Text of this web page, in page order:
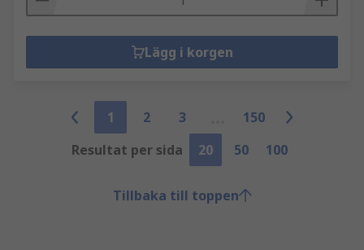
Lägg i korgen
1 2 3
150
Resultat per sida
20 50 100
Tillbaka till toppen